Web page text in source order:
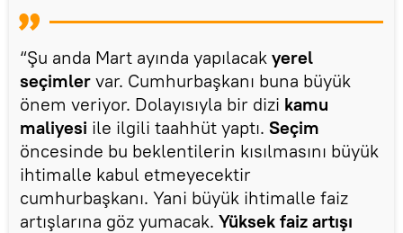
“Şu anda Mart ayında yapılacak yerel
seçimler var. Cumhurbaşkanı buna büyük
önem veriyor. Dolayısıyla bir dizi kamu
maliyesi ile ilgili taahhüt yaptı. Seçim
öncesinde bu beklentilerin kısılmasını büyük
ihtimalle kabul etmeyecektir
cumhurbaşkanı. Yani büyük ihtimalle faiz
artışlarına göz yumacak. Yüksek faiz artışı